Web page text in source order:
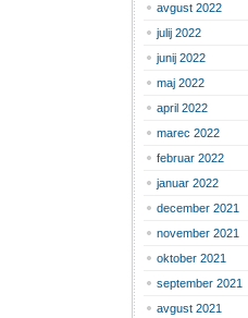
avgust 2022
julij 2022
junij 2022
maj 2022
april 2022
marec 2022
februar 2022
januar 2022
december 2021
november 2021
oktober 2021
september 2021
avgust 2021